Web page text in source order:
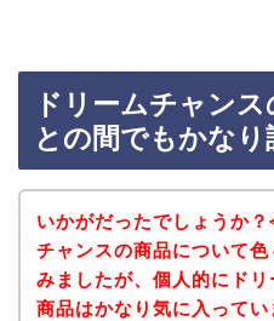
ドリームチャン
との間でもかなり
いかがだったでしょうか
チャンスの商品について色
みましたが、個人的にド
商品はかなり気に入ってい